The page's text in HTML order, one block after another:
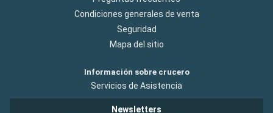
Condiciones generales de venta
Seguridad
Mapa del sitio
Información sobre crucero
Servicios de Asistencia
Newsletters